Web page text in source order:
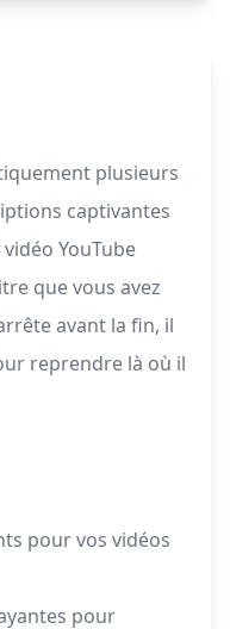
plusieurs
captivantes
YouTube
que vous avez
avant la fin, il
reprendre là où il
pour vos vidéos
pour